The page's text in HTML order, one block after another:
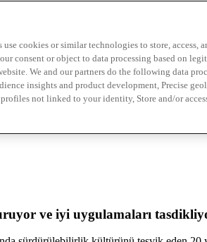
ve iyi uygulamaları
cookies or similar technologies to store, access,
consent or object to data processing based on
We and our partners do the following data
insights and product development, Precise
not linked to your identity, Store and/or